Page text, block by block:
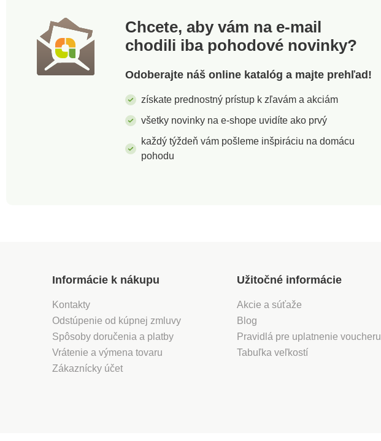
Chcete, aby vám na e-mail
chodili iba pohodové novinky?
Odoberajte náš online katalóg a majte prehľad!
získate prednostný prístup k zľavám a akciám
všetky novinky na e-shope uvidíte ako prvý
každý týždeň vám pošleme inšpiráciu na domácu
pohodu
Informácie k nákupu
Kontakty
Odstúpenie od kúpnej zmluvy
Spôsoby doručenia a platby
Vrátenie a výmena tovaru
Zákaznícky účet
Užitočné informácie
Akcie a súťaže
Blog
Pravidlá pre uplatnenie voucheru
Tabuľka veľkostí